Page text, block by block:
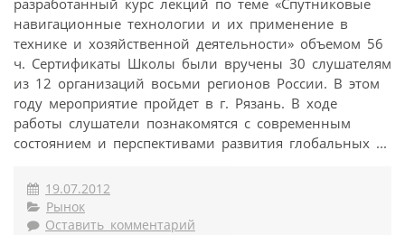
разработанный курс лекций по теме «Спутниковые
навигационные технологии и их применение в
технике и хозяйственной деятельности» объемом 56
ч. Сертификаты Школы были вручены 30 слушателям
из 12 организаций восьми регионов России. В этом
году мероприятие пройдет в г. Рязань. В ходе
работы слушатели познакомятся с современным
состоянием и перспективами развития глобальных ...
19.07.2012
Рынок
Оставить комментарий